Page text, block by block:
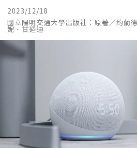
2023/12/18
國立陽明交通大學出版社：原著／約蘭
妮．甘迺迪